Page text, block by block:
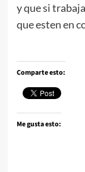
y que si
que esten en
Comparte esto:
Me gusta esto: